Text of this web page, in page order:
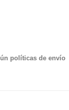
políticas de envío